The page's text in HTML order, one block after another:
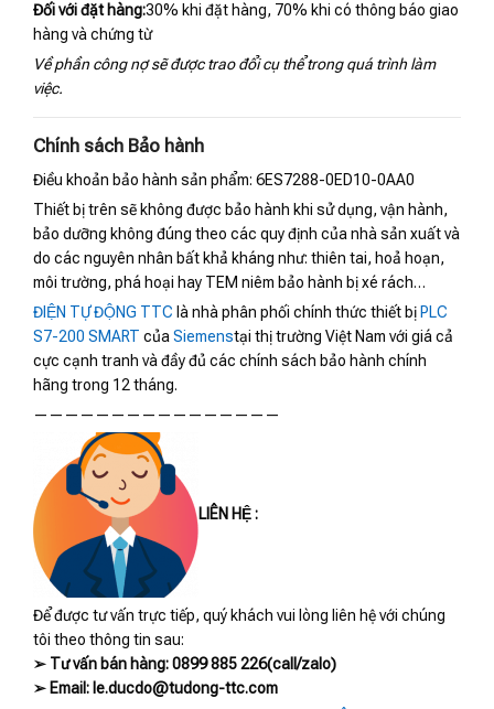
Đối với đặt hàng:30% khi đặt hàng, 70% khi có thông báo giao
hàng và chứng từ
Về phần công nợ sẽ được trao đổi cụ thể trong quá trình làm
việc.
Chính sách Bảo hành
Điều khoản bảo hành sản phẩm: 6ES7288-0ED10-0AA0
Thiết bị trên sẽ không được bảo hành khi sử dụng, vận hành,
bảo dưỡng không đúng theo các quy định của nhà sản xuất và
do các nguyên nhân bất khả kháng như: thiên tai, hoả hoạn,
môi trường, phá hoại hay TEM niêm bảo hành bị xé rách…
ĐIỆN TỰ ĐỘNG TTC là nhà phân phối chính thức thiết bị PLC
S7-200 SMART của Siemenstại thị trường Việt Nam với giá cả
cực cạnh tranh và đầy đủ các chính sách bảo hành chính
hãng trong 12 tháng.
————————————————
LIÊN HỆ :
Để được tư vấn trực tiếp, quý khách vui lòng liên hệ với chúng
tôi theo thông tin sau:
➢ Tư vấn bán hàng: 0899 885 226(call/zalo)
➢ Email: le.ducdo@tudong-ttc.com